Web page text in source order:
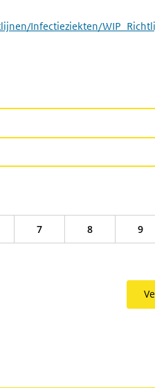
Infectieziekten/
7 8 9